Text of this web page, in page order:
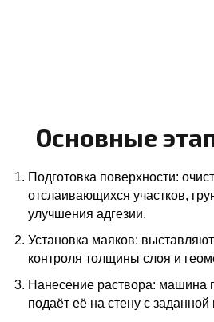
Основные
Подготовка поверхности:
отслаивающихся участков,
улучшения адгезии.
Установка маяков:
контроля толщины слоя и
Нанесение раствора: машина
подаёт её на стену с заданной